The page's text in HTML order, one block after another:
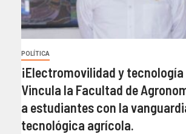
POLÍTICA
¡Electromovilidad y
Vincula la Facultad de
a estudiantes con la
tecnológica agrícola.